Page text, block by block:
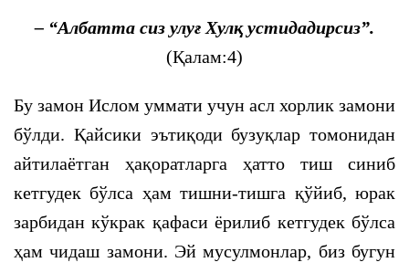
– “Албатта сиз улуғ Хулқ устидадирсиз”.
(Қалам:4)
Бу замон Ислом уммати учун асл хорлик замони
бўлди. Қайсики эътиқоди бузуқлар томонидан
айтилаётган ҳақоратларга ҳатто тиш синиб
кетгудек бўлса ҳам тишни-тишга қўйиб, юрак
зарбидан кўкрак қафаси ёрилиб кетгудек бўлса
ҳам чидаш замони. Эй мусулмонлар, биз бугун